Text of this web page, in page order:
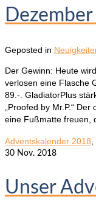
Geposted in
Der Gewinn: Heute
verlosen eine Flasche
89.-. GladiatorPlus
„Proofed by Mr.P.“
eine Fußmatte freuen,
Adventskalender 2018
30 Nov. 2018
Unser